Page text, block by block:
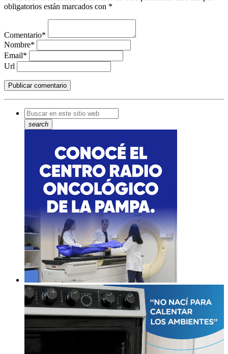
obligatorios están marcados con *
Comentario*
Nombre*
Email*
Url
search